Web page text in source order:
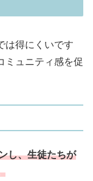
は得にくいです
ミュニティ感を促
し、生徒たちが